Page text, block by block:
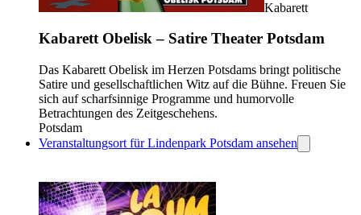
Kabarett
Kabarett Obelisk ­– Satire Theater Potsdam
Das Kabarett Obelisk im Herzen Potsdams bringt politische
Satire und gesellschaftlichen Witz auf die Bühne. Freuen Sie
sich auf scharfsinnige Programme und humorvolle
Betrachtungen des Zeitgeschehens.
Potsdam
Veranstaltungsort für Lindenpark Potsdam ansehen